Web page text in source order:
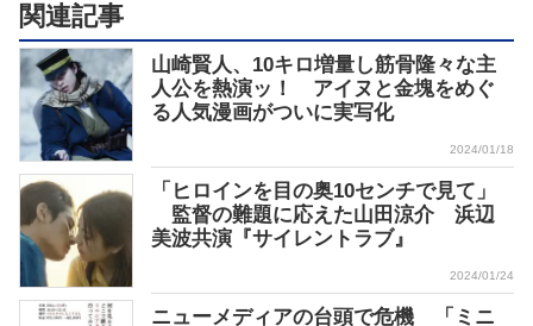
関連記事
山崎賢人、10キロ増量し筋骨隆々な主
人公を熱演ッ！ アイヌと金塊をめぐ
る人気漫画がついに実写化
2024/01/18
「ヒロインを目の奥10センチで見て」
監督の難題に応えた山田涼介 浜辺
美波共演『サイレントラブ』
2024/01/24
ニューメディアの台頭で危機 「ミニ